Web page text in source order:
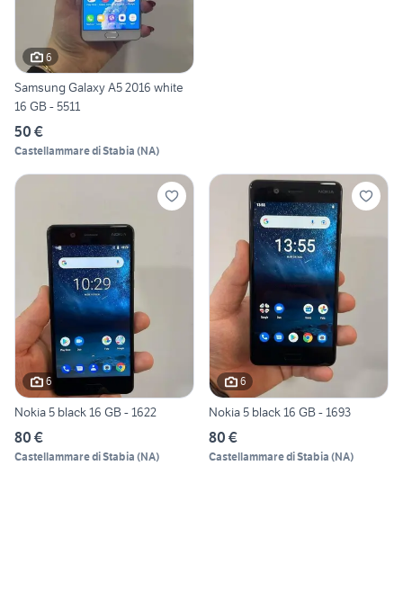
6
Samsung Galaxy A5 2016 white
16 GB - 5511
50 €
Castellammare di Stabia (NA)
6
Nokia 5 black 16 GB - 1622
80 €
Castellammare di Stabia (NA)
6
Nokia 5 black 16 GB - 1693
80 €
Castellammare di Stabia (NA)